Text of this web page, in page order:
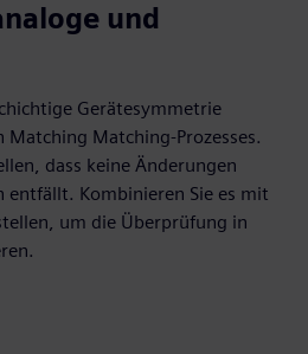
und
Gerätesymmetrie
Matching-Prozesses.
dass keine Änderungen
Kombinieren Sie es mit
um die Überprüfung in